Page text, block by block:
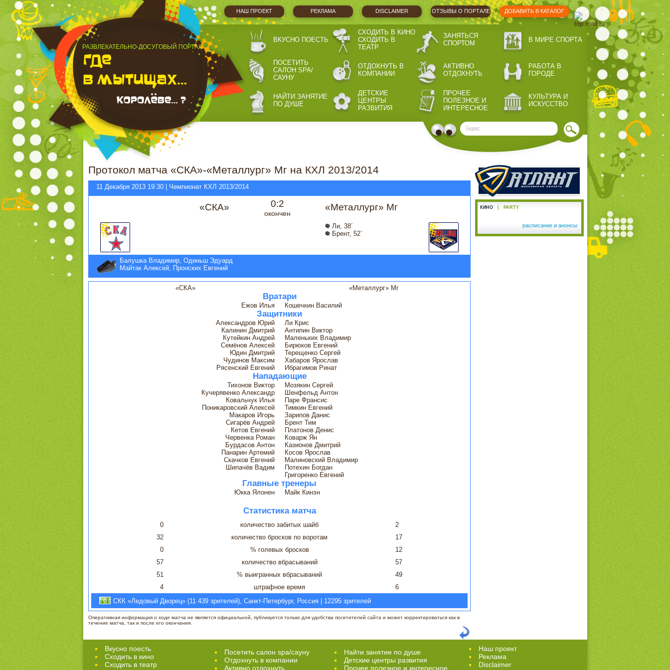
НАШ ПРОЕКТ РЕКЛАМА DISCLAIMER ОТЗЫВЫ О ПОРТАЛЕ ДОБАВИТЬ В КАТАЛОГ
РАЗВЛЕКАТЕЛЬНО-ДОСУГОВЫЙ ПОРТАЛ
ВКУСНО ПОЕСТЬ
СХОДИТЬ В КИНО
СХОДИТЬ В
ТЕАТР
ЗАНЯТЬСЯ
СПОРТОМ
В МИРЕ СПОРТА
ПОСЕТИТЬ
САЛОН SPA/
САУНУ
ОТДОХНУТЬ В
КОМПАНИИ
АКТИВНО
ОТДОХНУТЬ
РАБОТА В
ГОРОДЕ
НАЙТИ ЗАНЯТИЕ
ПО ДУШЕ
ДЕТСКИЕ
ЦЕНТРЫ
РАЗВИТИЯ
ПРОЧЕЕ
ПОЛЕЗНОЕ И
ИНТЕРЕСНОЕ
КУЛЬТУРА И
ИСКУССТВО
Протокол матча «СКА»-«Металлург» Мг на КХЛ 2013/2014
11 Декабря 2013 19:30 | Чемпионат КХЛ 2013/2014
«СКА» 0:2
окончен
«Металлург» Мг
Ли, 38´
Брент, 52´
Балушка Владимир, Одиньш Эдуард
Майтак Алексей, Пронских Евгений
«СКА» «Металлург» Мг
Вратари
Ежов Илья Кошечкин Василий
Защитники
Александров Юрий
Ли Крис
Калинин Дмитрий
Антипин Виктор
Кутейкин Андрей
Маленьких Владимир
Семёнов Алексей
Бирюков Евгений
Юдин Дмитрий
Терещенко Сергей
Чудинов Максим
Хабаров Ярослав
Рясенский Евгений
Ибрагимов Ринат
Нападающие
Тихонов Виктор
Мозякин Сергей
Кучерявенко Александр
Шенфельд Антон
Ковальчук Илья
Паре Франсис
Поникаровский Алексей
Тимкин Евгений
Макаров Игорь
Зарипов Данис
Сигарёв Андрей
Брент Тим
Кетов Евгений
Платонов Денис
Червенка Роман
Коварж Ян
Бурдасов Антон
Казионов Дмитрий
Панарин Артемий
Косов Ярослав
Скачков Евгений
Малиновский Владимир
Шипачёв Вадим
Потехин Богдан
Григоренко Евгений
Главные тренеры
Юкка Ялонен Майк Кинэн
Статистика матча
0 количество забитых шайб
2
32
количество бросков по воротам
17
0
% голевых бросков
12
57
количество вбрасываний
57
51
% выигранных вбрасываний
49
4
штрафное время
6
СКК «Ледовый Дворец» (11 439 зрителей), Санкт-Петербург, Россия | 12295 зрителей
Оперативная информация о ходе матча не является официальной, публикуется только для удобства посетителей сайта и может корректироваться как в
течение матча, так и после его окончания.
КИНО PARTY
расписание и анонсы
Вкусно поесть
Сходить в кино
Cходить в театр
Посетить салон spa/сауну
Отдохнуть в компании
Активно отдохнуть
Найти занятие по душе
Детские центры развития
Прочее полезное и интересное
Наш проект
Реклама
Disclaimer